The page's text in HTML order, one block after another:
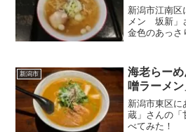
新潟市江南区
メン 坂新」
金色のあっさ
新潟市
海老らー
噌ラーメン
新潟市東区
蔵」さんの「
べてみた！